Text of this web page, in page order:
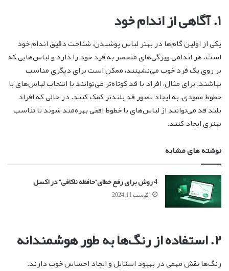
۱. آگاهی از اندام خود
یکی از اولین گام‌ها در بهتر لباس پوشیدن، شناخت دقیق اندام خود
است. هر اندامی ویژگی‌های منحصر به فرد خود را دارد و لباس‌هایی که
بر روی یک فرد خوب می‌نشینند، ممکن است برای دیگری مناسب
نباشند. برای مثال، افراد با قد کوتاه‌تر می‌توانند با انتخاب لباس‌های با
خطوط عمودی، به ایجاد تصور قد بلندتر کمک کنند. در حالی که افراد
بلند قد می‌توانند از لباس‌های با خطوط افقی بهره‌مند شوند تا تناسب
بهتری ایجاد کنند.
نوشته های مشابه
4 روش برای رفع خطای”حافظه ناکافی” در اکسل
آگوست 11, 2024
۲. استفاده از رنگ‌ها به طور هوشمندانه
رنگ‌ها نقش مهمی در بهبود استایل و ایجاد احساس خوب دارند.